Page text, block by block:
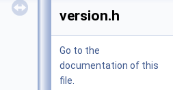
version.h
Go to the
documentation of this
file.